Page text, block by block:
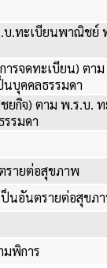
บ.ทะเบียนพาณิชย์
รจดทะเบียน) ตา
บุคคลธรรมดา
ยกิจ) ตาม พ.ร.บ.
รมดา
รายต่อสุขภาพ
ป็นอันตรายต่อสุขภ
มพิการ